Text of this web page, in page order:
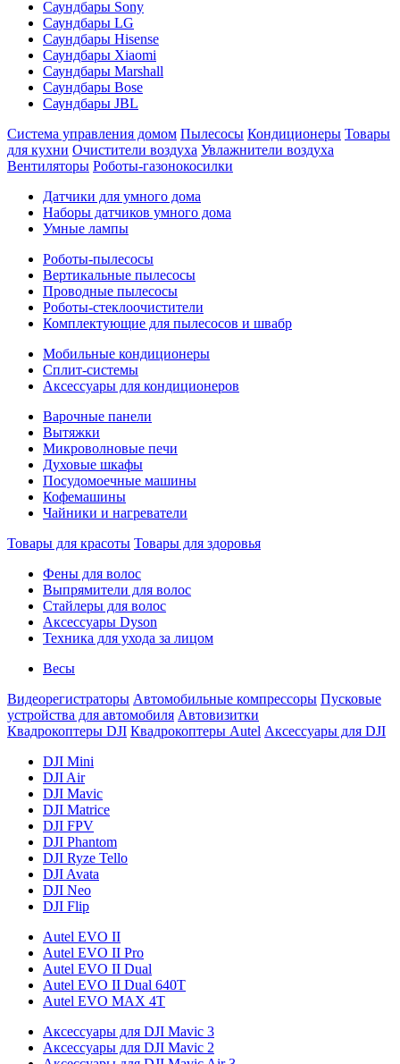
Саундбары Sony
Саундбары LG
Саундбары Hisense
Саундбары Xiaomi
Саундбары Marshall
Саундбары Bose
Саундбары JBL
Система управления домом Пылесосы Кондиционеры Товары
для кухни Очистители воздуха Увлажнители воздуха
Вентиляторы Роботы-газонокосилки
Датчики для умного дома
Наборы датчиков умного дома
Умные лампы
Роботы-пылесосы
Вертикальные пылесосы
Проводные пылесосы
Роботы-стеклоочистители
Комплектующие для пылесосов и швабр
Мобильные кондиционеры
Сплит-системы
Аксессуары для кондиционеров
Варочные панели
Вытяжки
Микроволновые печи
Духовые шкафы
Посудомоечные машины
Кофемашины
Чайники и нагреватели
Товары для красоты Товары для здоровья
Фены для волос
Выпрямители для волос
Стайлеры для волос
Аксессуары Dyson
Техника для ухода за лицом
Весы
Видеорегистраторы Автомобильные компрессоры Пусковые
устройства для автомобиля Автовизитки
Квадрокоптеры DJI Квадрокоптеры Autel Аксессуары для DJI
DJI Mini
DJI Air
DJI Mavic
DJI Matrice
DJI FPV
DJI Phantom
DJI Ryze Tello
DJI Avata
DJI Neo
DJI Flip
Autel EVO II
Autel EVO II Pro
Autel EVO II Dual
Autel EVO II Dual 640T
Autel EVO MAX 4T
Аксессуары для DJI Mavic 3
Аксессуары для DJI Mavic 2